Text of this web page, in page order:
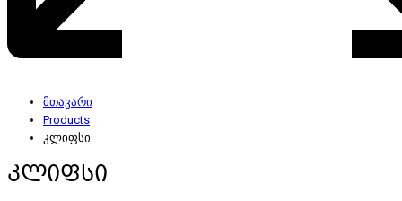
მთავარი
Products
კლიფსი
კლიფსი